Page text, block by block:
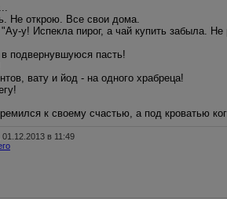
Не открою. Все свои дома.
у! Испекла пирог, а чай купить забыла.
подвернувшуюся пасть!
вату и йод - на одного храбреца!
к своему счастью, а под кроватью
в 11:49